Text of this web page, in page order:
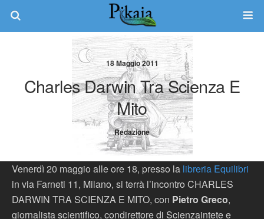
18 Maggio 2011
Charles Darwin Tra Scienza E
Mito
Redazione
Venerdì 20 maggio alle ore 18, presso la libreria Equilibri
in via Farneti 11, Milano, si terrà l’incontro CHARLES
DARWIN TRA SCIENZA E MITO, con Pietro Greco,
giornalista scientifico, condirettore di Scienzaintete e